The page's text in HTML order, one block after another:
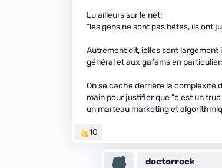
Lu ailleurs sur le net:
"les gens ne sont pas bêtes, ils ont
Autrement dit, ielles sont largement
général et aux gafams en
On se cache derrière la complexité
main pour justifier que "c'est un
un marteau marketing et
10
doctorrock